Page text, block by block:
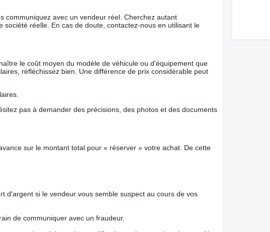
communiquez avec un vendeur réel. Cherchez autant
réelle. En cas de doute, contactez-nous en utilisant le
le coût moyen du modèle de véhicule ou d'équipement que
réfléchissez bien. Une différence de prix considérable peut
pas à demander des précisions, des photos et des documents
sur le montant total pour « réserver » votre achat. De cette
d'argent si le vendeur vous semble suspect au cours de vos
de communiquer avec un fraudeur.